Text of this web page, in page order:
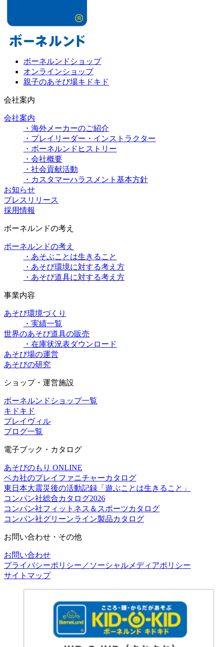
ボーネルンドショップ
オンラインショップ
親子のあそび場キドキド
会社案内
会社案内
・海外メーカーのご紹介
・プレイリーダー・インストラクター
・ボーネルンドヒストリー
・会社概要
・社会貢献活動
・カスタマーハラスメント基本方針
お知らせ
プレスリリース
採用情報
ボーネルンドの考え
ボーネルンドの考え
・あそぶことは生きること
・あそび環境に対する考え方
・あそび道具に対する考え方
事業内容
あそび環境づくり
・実績一覧
世界のあそび道具の販売
・在庫状況表ダウンロード
あそび場の運営
あそびの研究
ショップ・運営施設
ボーネルンドショップ一覧
キドキド
プレイヴィル
ブログ一覧
電子ブック・カタログ
あそびのもり ONLINE
ベカ社のプレイファニチャーカタログ
東日本大震災後の活動記録「遊ぶことは生きること」
コンパン社総合カタログ2026
コンパン社フィットネス＆スポーツカタログ
コンパン社グリーンライン製品カタログ
お問い合わせ・その他
お問い合わせ
プライバシーポリシー／ソーシャルメディアポリシー
サイトマップ